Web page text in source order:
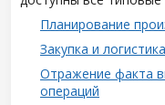
Планирование
Закупка и
Отражение факта
операций